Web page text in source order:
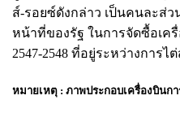
ส์-รอยซ์ดังกล่าว เป็นคนละส่
หน้าที่ของรัฐ ในการจัดซื้อเค
2547-2548 ที่อยู่ระหว่างการ
หมายเหตุ : ภาพประกอบเครื่องบินก